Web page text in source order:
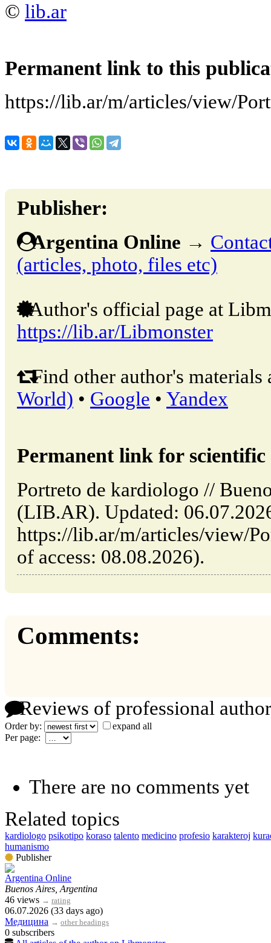
© lib.ar
Permanent link to this
https://lib.ar/m/articles/view/
Publisher:
Argentina Online →
(articles, photo, files etc)
Author's official page at
https://lib.ar/Libmonster
Find other author's materials
World) • Google • Yandex
Permanent link for
Portreto de kardiologo //
(LIB.AR). Updated:
https://lib.ar/m/articles/view/
of access: 08.08.2026).
Comments:
Reviews of professional
Order by:
expand all
Per page:
There are no comments yet
Related topics
kardiologo psikotipo koraso talento medicino profesio karakteroj
humanismo
Publisher
Argentina Online
Buenos Aires, Argentina
46 views → rating
06.07.2026 (33 days ago)
Медицина → other headings
0 subscribers